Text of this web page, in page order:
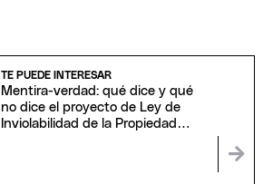
TE PUEDE INTERESAR
Mentira-verdad: qué dice y qué
no dice el proyecto de Ley de
Inviolabilidad de la Propiedad